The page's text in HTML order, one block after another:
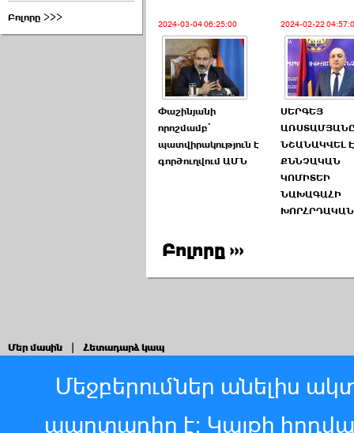
Բոլորը >>>
2024-03-04 06:25:00
Փաշինյանի
որոշմամբ՝
պատվիրակություն է
գործուղվում ԱՄՆ
2024-02-22
ՍԵՐԳԵՅ
ՆՇԱՆԱԿՎԵԼ
ՔՆՆՉԱԿԱՆ
ԿՈՄԻՏԵԻ
ՆԱԽԱԳԱՀԻ
ԽՈՐՀՐԴԱԿԱՆ
Բոլորը ›››
Մեր մասին Հետադարձ կապ
Մեջբերումներ անելիս
պարտադիր է: Կայքի